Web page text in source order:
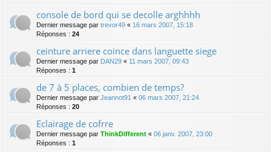
console de bord qui se decolle arghhhh
Dernier message par trevor49 « 16 mars 2007, 15:18
Réponses : 24
ceinture arriere coince dans languette siege
Dernier message par DAN29 « 11 mars 2007, 09:43
Réponses : 1
de 7 à 5 places, combien de temps?
Dernier message par Jeannot91 « 06 mars 2007, 21:24
Réponses : 20
Eclairage de cofrre
Dernier message par ThinkDifferent « 06 janv. 2007, 23:00
Réponses : 1